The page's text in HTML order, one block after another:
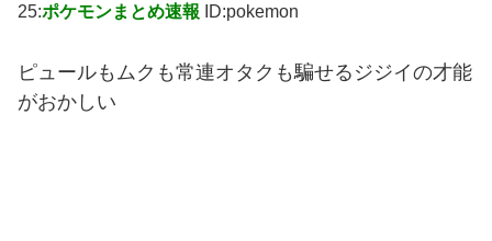
25:ポケモンまとめ速報 ID:pokemon
ピュールもムクも常連オタクも騙せるジジイの才能
がおかしい